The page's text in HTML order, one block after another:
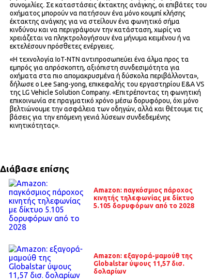
συνομιλίες. Σε καταστάσεις έκτακτης ανάγκης, οι επιβάτες του
οχήματος μπορούν να πατήσουν ένα μόνο κουμπί κλήσης
έκτακτης ανάγκης για να στείλουν ένα φωνητικό σήμα
κινδύνου και να περιγράψουν την κατάσταση, χωρίς να
χρειάζεται να πληκτρολογήσουν ένα μήνυμα κειμένου ή να
εκτελέσουν πρόσθετες ενέργειες.
«Η τεχνολογία IoT-NTN αντιπροσωπεύει ένα άλμα προς τα
εμπρός για απρόσκοπτη, αξιόπιστη συνδεσιμότητα για
οχήματα στα πιο απομακρυσμένα ή δύσκολα περιβάλλοντα»,
δήλωσε ο Lee Sang-yong, επικεφαλής του εργαστηρίου Ε&Α VS
της LG Vehicle Solution Company. «Επιτρέποντας τη φωνητική
επικοινωνία σε πραγματικό χρόνο μέσω δορυφόρου, όχι μόνο
βελτιώνουμε την ασφάλεια των οδηγών, αλλά και θέτουμε τις
βάσεις για την επόμενη γενιά λύσεων συνδεδεμένης
κινητικότητας».
Διάβασε επίσης
Amazon: παγκόσμιος πάροχος
κινητής τηλεφωνίας με δίκτυο
5.105 δορυφόρων από το 2028
Amazon: εξαγορά-μαμούθ της
Globalstar ύψους 11,57 δισ.
δολαρίων